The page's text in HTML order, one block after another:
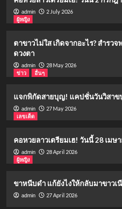
admin
2 July 2026
ผู้หญิง
ตาขาวไม่ใส เกิดจากอะไร? สำรว
ดวงตา
admin
28 May 2026
ข่าว
อื่นๆ
แจกพิกัดสายบุญ! แคปชั่นวันวิสาข
admin
27 May 2026
เลขเด็ด
คอหวยลาวเตรียมเฮ! วันนี้ 28 เมษ
admin
28 April 2026
ผู้หญิง
ขาหนีบดำ แก้ยังไงให้กลับมาขาวเ
admin 27 April 2026